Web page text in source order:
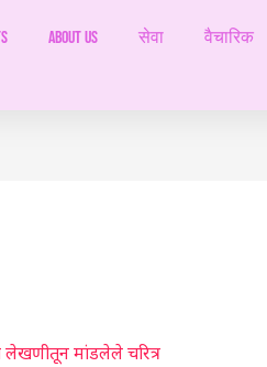
ABOUT US सेवा वैचारिक
लेखणीतून मांडलेले चरित्र